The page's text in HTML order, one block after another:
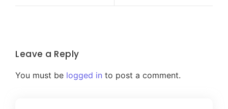
Leave a Reply
You must be logged in to post a comment.